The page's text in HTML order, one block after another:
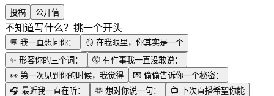
投稿 公开信
不知道写什么？挑一个开头
💬 我一直想问你： 🪞 在我眼里，你其实是一个
✨ 形容你的三个词： 🤫 有件事我一直没敢说：
👀 第一次见到你的时候，我觉得 💌 偷偷告诉你一个秘密：
🎧 最近我一直在听： 🫶 想对你说一句： 📺 下次直播希望你能